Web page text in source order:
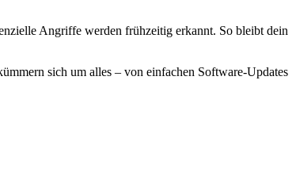
Angriffe werden frühzeitig erkannt. So bleibt dein
sich um alles – von einfachen Software-Updates